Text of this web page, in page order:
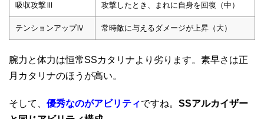
吸収攻撃Ⅲ 攻撃したとき、まれに自身を回復（中）
テンションアップⅣ 常時敵に与えるダメージが上昇（大）
腕力と体力は恒常SSカタリナより劣ります。素早さは正
月カタリナのほうが高い。
そして、 優秀なのがアビリティですね。 SSアルカイザー